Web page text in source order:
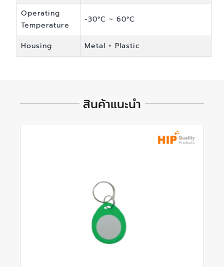
Operating
Temperature
-30°C ~ 60°C
Housing Metal + Plastic
สินค้าแนะนำ